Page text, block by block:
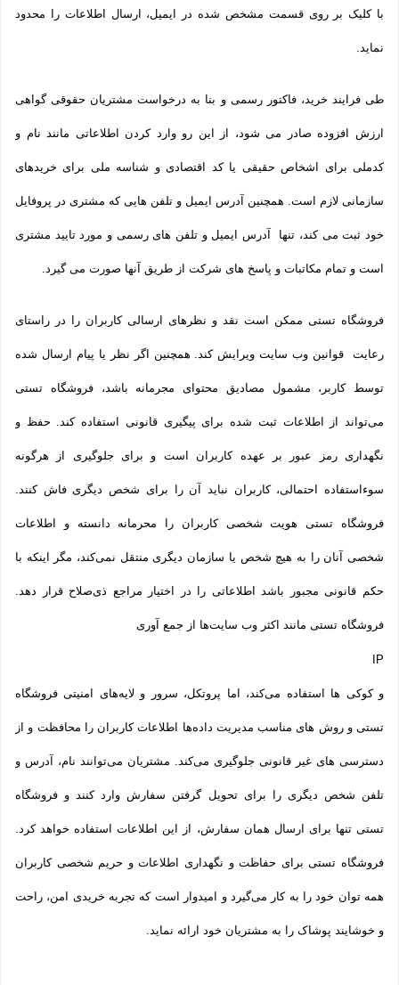
با کلیک بر روی قسمت مشخص شده در ایمیل، ارسال اطلاعات را محدود
نماید.
طی فرایند خرید، فاکتور رسمی و بنا به درخواست مشتریان حقوقی گواهی
ارزش افزوده صادر می شود، از این رو وارد کردن اطلاعاتی مانند نام و
کدملی برای اشخاص حقیقی یا کد اقتصادی و شناسه ملی برای خریدهای
سازمانی لازم است. همچنین آدرس ایمیل و تلفن هایی که مشتری در پروفایل
خود ثبت می­ کند، تنها آدرس ایمیل و تلفن­ های رسمی و مورد تایید مشتری
است و تمام مکاتبات و پاسخ های شرکت از طریق آنها صورت می گیرد.
فروشگاه تستی ممکن است نقد و نظرهای ارسالی کاربران را در راستای
رعایت قوانین وب سایت ویرایش کند. همچنین اگر نظر یا پیام ارسال شده
توسط کاربر، مشمول مصادیق محتوای مجرمانه باشد، فروشگاه تستی
می‌تواند از اطلاعات ثبت شده برای پیگیری قانونی استفاده کند. حفظ و
نگهداری رمز عبور بر عهده کاربران است و برای جلوگیری از هرگونه
سوءاستفاده احتمالی، کاربران نباید آن را برای شخص دیگری فاش کنند.
فروشگاه تستی هویت شخصی کاربران را محرمانه دانسته و اطلاعات
شخصی آنان را به هیچ شخص یا سازمان دیگری منتقل نمی‌کند، مگر اینکه با
حکم قانونی مجبور باشد اطلاعاتی را در اختیار مراجع ذی‌صلاح قرار دهد.
فروشگاه تستی مانند اکثر وب سایت‌ها از جمع آوری
IP
و کوکی ‌ها استفاده می‌کند، اما پروتکل، سرور و لایه‌های امنیتی فروشگاه
تستی و روش‌ های مناسب مدیریت داده‌ها اطلاعات کاربران را محافظت و از
دسترسی‌ های غیر قانونی جلوگیری می‌کند. مشتریان می‌توانند نام، آدرس و
تلفن شخص دیگری را برای تحویل گرفتن سفارش وارد کنند و فروشگاه
تستی تنها برای ارسال همان سفارش، از این اطلاعات استفاده خواهد کرد.
فروشگاه تستی برای حفاظت و نگهداری اطلاعات و حریم شخصی کاربران
همه­ توان خود را به کار می‌گیرد و امیدوار است که تجربه‌ خریدی امن، راحت
و خوشایند پوشاک را به مشتریان خود ارائه نماید.